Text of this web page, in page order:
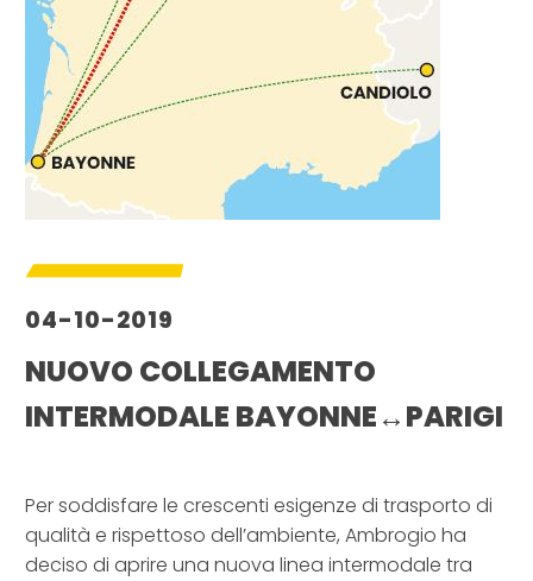
04-10-2019
NUOVO COLLEGAMENTO
INTERMODALE BAYONNE↔PARIGI
Per soddisfare le crescenti esigenze di trasporto di
qualità e rispettoso dell’ambiente, Ambrogio ha
deciso di aprire una nuova linea intermodale tra